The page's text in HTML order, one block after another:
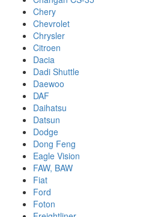
Chery
Chevrolet
Chrysler
Citroen
Dacia
Dadi Shuttle
Daewoo
DAF
Daihatsu
Datsun
Dodge
Dong Feng
Eagle Vision
FAW, BAW
Fiat
Ford
Foton